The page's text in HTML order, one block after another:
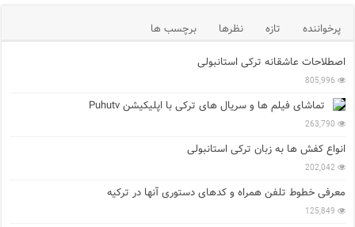
پرخواننده تازه نظرها
برچسب ها
اصطلاحات عاشقانه ترکی استانبولی
805,996
تماشای فیلم ها و سریال های ترکی با اپلیکیشن Puhutv
263,790
انواع کفش ها به زبان ترکی استانبولی
202,042
معرفی خطوط تلفن همراه و کدهای دستوری آنها در ترکیه
125,849